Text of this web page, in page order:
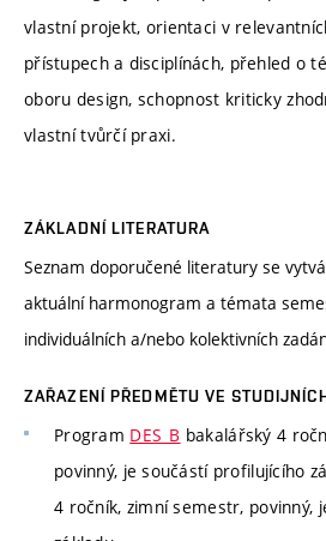
vlastní projekt, orientaci v
přístupech a disciplínách, přehled o
oboru design, schopnost kriticky
vlastní tvůrčí praxi.
ZÁKLADNÍ LITERATURA
Seznam doporučené literatury se
aktuální harmonogram a témata
individuálních a/nebo kolektivních
ZAŘAZENÍ PŘEDMĚTU VE
Program DES_B bakalářský 4
povinný, je součástí profilujícího
4 ročník, zimní semestr, povinný,